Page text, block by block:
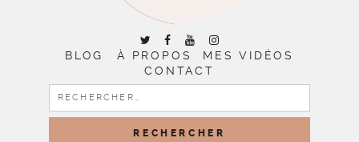
BLOG À PROPOS
MES VIDÉOS
CONTACT
RECHERCHER :